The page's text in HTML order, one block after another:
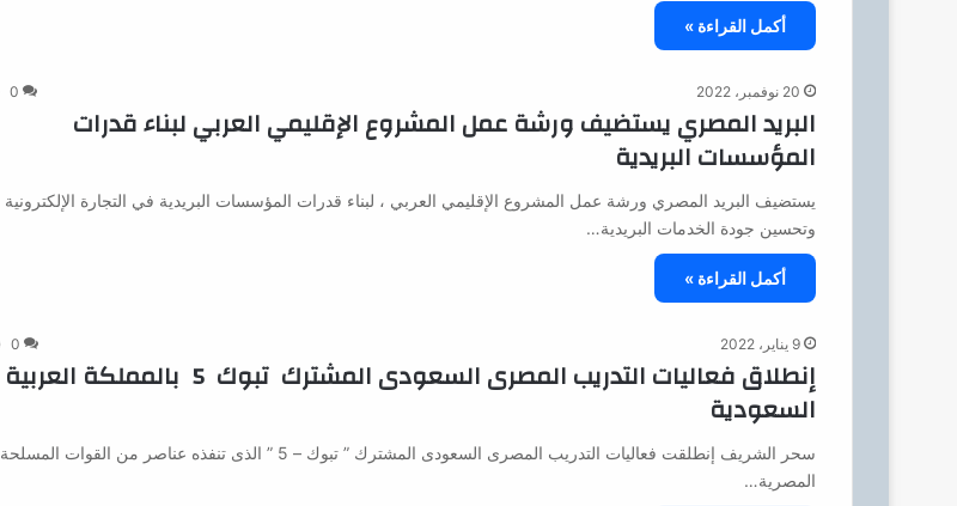
أكمل القراءة »
20 نوفمبر، 2022 0
البريد المصري يستضيف ورشة عمل المشروع الإقليمي العربي لبناء قدرات
المؤسسات البريدية
يستضيف البريد المصري ورشة عمل المشروع الإقليمي العربي ، لبناء قدرات المؤسسات البريدية في التجارة الإلكترونية
وتحسين جودة الخدمات البريدية…
أكمل القراءة »
9 يناير، 2022 0
إنطلاق فعاليات التدريب المصرى السعودى المشترك تبوك 5 بالمملكة العربية
السعودية
سحر الشريف إنطلقت فعاليات التدريب المصرى السعودى المشترك ” تبوك – 5 ” الذى تنفذه عناصر من القوات المسلحة
المصرية…